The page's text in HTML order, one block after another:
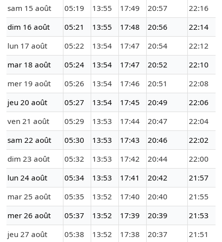
sam 15 août
05:19 13:55 17:49 20:57
22:16
dim 16 août
05:21 13:55 17:48 20:56
22:14
lun 17 août
05:22 13:54 17:47 20:54
22:12
mar 18 août
05:24 13:54 17:47 20:52
22:10
mer 19 août
05:26 13:54 17:46 20:51
22:08
jeu 20 août
05:27 13:54 17:45 20:49
22:06
ven 21 août
05:29 13:53 17:44 20:47
22:04
sam 22 août
05:30 13:53 17:43 20:46
22:02
dim 23 août
05:32 13:53 17:42 20:44
22:00
lun 24 août
05:34 13:53 17:41 20:42
21:57
mar 25 août
05:35 13:52 17:40 20:40
21:55
mer 26 août
05:37 13:52 17:39 20:39
21:53
jeu 27 août
05:38 13:52 17:38 20:37 21:51